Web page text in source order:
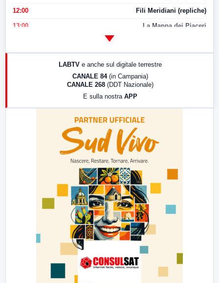
12:00 Fili Meridiani (repliche)
13:00 La Mappa dei Piaceri
LABTV e anche sul digitale terrestre
CANALE 84 (in Campania)
CANALE 268 (DDT Nazionale)
E sulla nostra APP